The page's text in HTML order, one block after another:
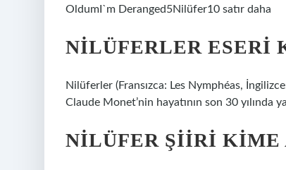
OldumI`m Deranged5Nilüfer10 satır daha
NILÜFERLER ESERI
Nilüferler (Fransızca: Les Nymphéas,
Claude Monet’nin hayatının son 30 yılında
NILÜFER ŞIIRI KIME